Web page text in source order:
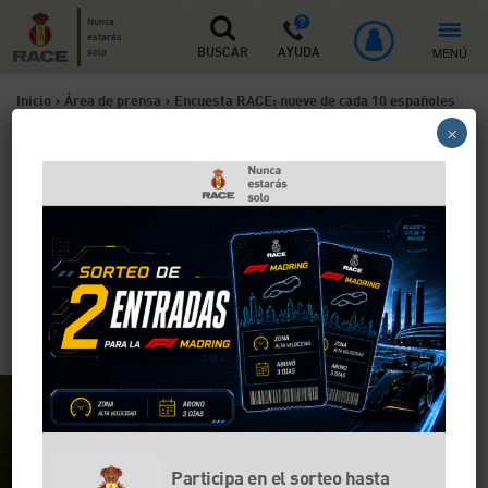
Nunca
estarás
solo
BUSCAR AYUDA MENÚ
Inicio > Área de prensa > Encuesta RACE: nueve de cada 10 españoles
buscarían alternativas para evitar pagar por el uso de las autovías
Encuesta RACE: nueve de
cada 10 españoles buscarían
alternativas para evitar
pagar por el uso de las
autovías
Participa en el sorteo hasta
×